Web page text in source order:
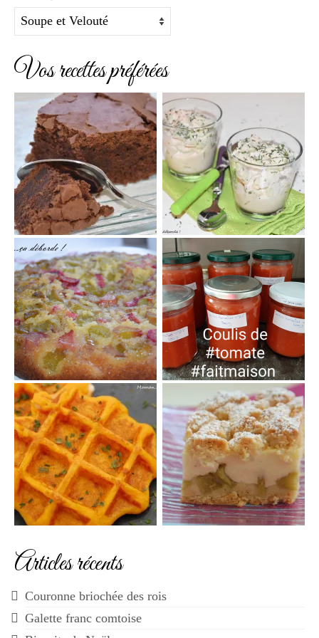
Catégories
Vos recettes préférées
Articles récents
Couronne briochée des rois
Galette franc comtoise